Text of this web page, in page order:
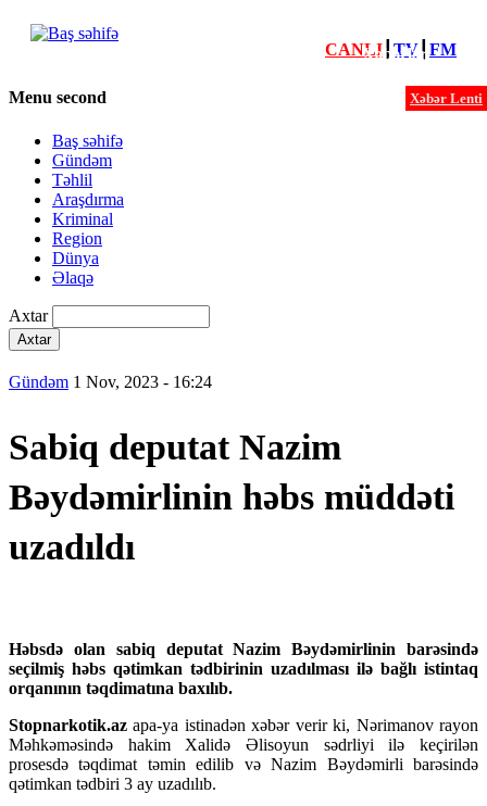
Xəbərlər
Xəbər Lenti
CANLI┃ TV┃ FM
Menu second
Baş səhifə
Gündəm
Təhlil
Araşdırma
Kriminal
Region
Dünya
Əlaqə
Axtar
Gündəm 1 Nov, 2023 - 16:24
Sabiq deputat Nazim
Bəydəmirlinin həbs müddəti
uzadıldı
Həbsdə olan sabiq deputat Nazim Bəydəmirlinin barəsində
seçilmiş həbs qətimkan tədbirinin uzadılması ilə bağlı istintaq
orqanının təqdimatına baxılıb.
Stopnarkotik.az apa-ya istinadən xəbər verir ki, Nərimanov rayon
Məhkəməsində hakim Xalidə Əlisoyun sədrliyi ilə keçirilən
prosesdə təqdimat təmin edilib və Nazim Bəydəmirli barəsində
qətimkan tədbiri 3 ay uzadılıb.